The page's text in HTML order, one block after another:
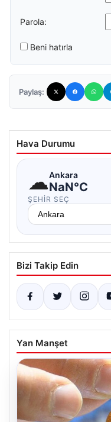
Parola:
Beni hatırla
Paylaş:
Hava Durumu
☁Ankara
NaN°C
ŞEHIR SEÇ
Bizi Takip Edin
Yan Manşet